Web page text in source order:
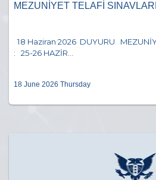
MEZUNİYET TELAFİ SINAVLARI
18 Haziran 2026 DUYURU
: 25-26 HAZİR...
18 June 2026 Thursday